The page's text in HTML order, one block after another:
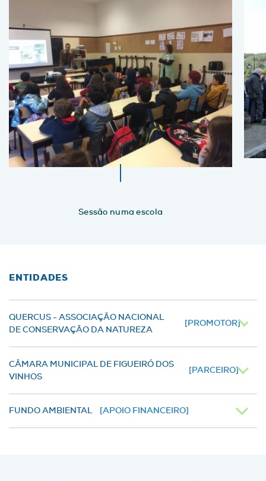
Sessão numa escola
ENTIDADES
QUERCUS - ASSOCIAÇÃO NACIONAL
DE CONSERVAÇÃO DA NATUREZA
[PROMOTOR]
CÂMARA MUNICIPAL DE FIGUEIRÓ DOS
VINHOS
[PARCEIRO]
FUNDO AMBIENTAL [APOIO FINANCEIRO]